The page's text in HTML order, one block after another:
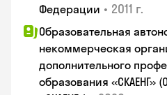
Федерации • 2011 г.
Образовательная
некоммерческая
дополнительного
образования «СКАЕНГ»